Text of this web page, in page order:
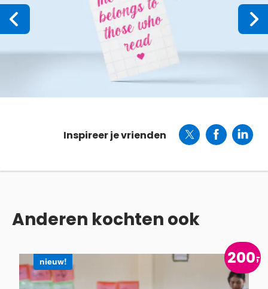
Inspireer je vrienden
Anderen kochten ook
nieuw! 200